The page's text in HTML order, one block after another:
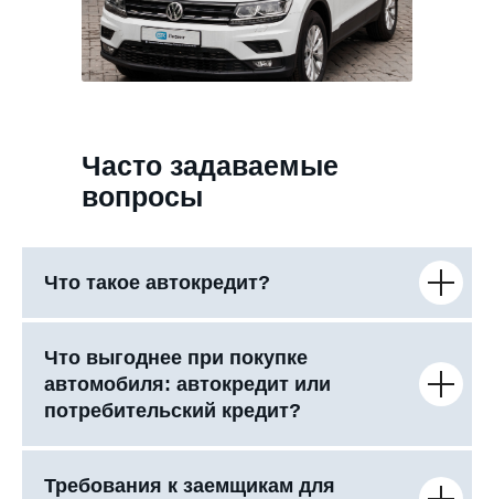
Часто задаваемые
вопросы
Что такое автокредит?
Что выгоднее при покупке
автомобиля: автокредит или
потребительский кредит?
Требования к заемщикам для